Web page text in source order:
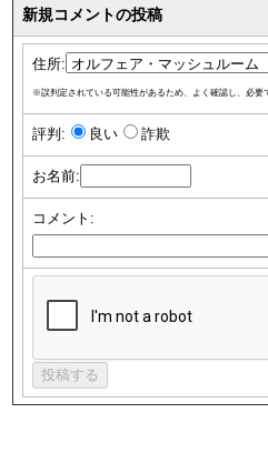
新規コメントの投稿
住所:
※誤判定されている可能性があるため、よく確認し、必要
評判: 良い 詐欺
お名前:
コメント: